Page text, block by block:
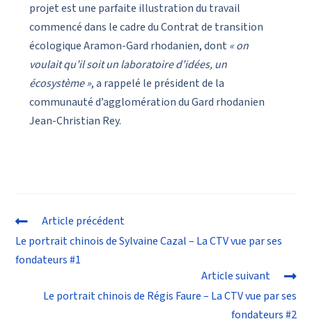
projet est une parfaite illustration du travail
commencé dans le cadre du Contrat de transition
écologique Aramon-Gard rhodanien, dont« on
voulait qu’il soit un laboratoire d’idées, un
écosystème », a rappelé le président de la
communauté d’agglomération du Gard rhodanien
Jean-Christian Rey.
Article précédent
Le portrait chinois de Sylvaine Cazal – La CTV vue par ses
fondateurs #1
Article suivant
Le portrait chinois de Régis Faure – La CTV vue par ses
fondateurs #2